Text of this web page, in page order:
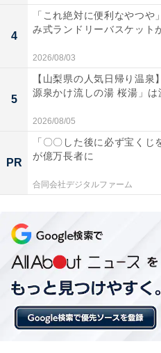
ます。
昔ながらの落ち着いた雰
風呂や打たせ湯、ジェッ
風呂がリーズナブルに楽
サウナとミストサウナの
しっかりと汗を流した後
きるため、サウナ好きの
せる。
お風呂上がりに、お食事
り、コミックコーナーや
マンガを読みながらのん
4
「これ絶対に便利なやつや
み式ランドリーバスケット
2026/08/03
5
【山梨県の人気日帰り温泉
源泉かけ流しの湯 桜湯」は
2026/08/05
PR
「〇〇した後に必ず宝くじ
が億万長者に
合同会社デジタルファーム